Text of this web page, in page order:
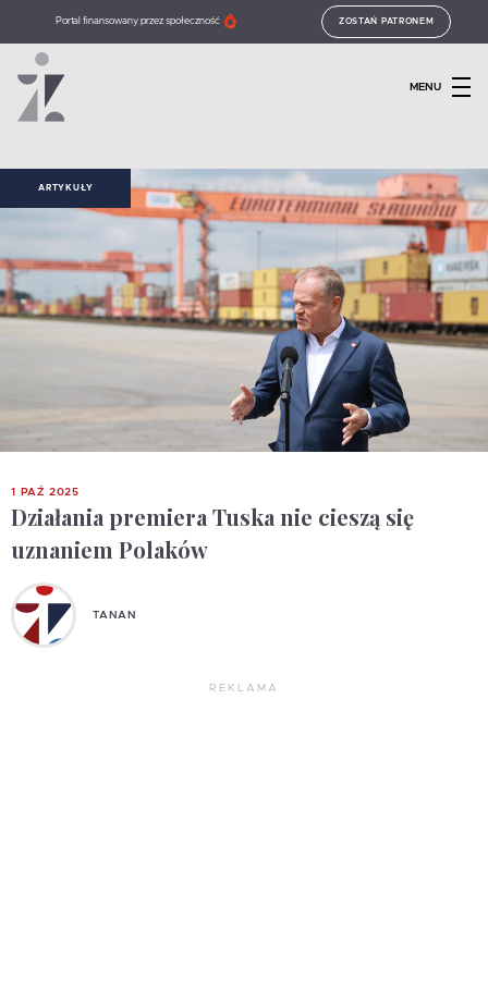
Portal finansowany przez społeczność ZOSTAŃ PATRONEM
MENU
ARTYKUŁY
1 PAŹ 2025
Działania premiera Tuska nie cieszą się
uznaniem Polaków
TANAN
REKLAMA